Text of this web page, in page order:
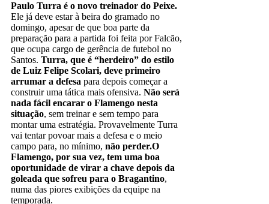
Paulo Turra é o novo treinador do Peixe.
Ele já deve estar à beira do gramado no
domingo, apesar de que boa parte da
preparação para a partida foi feita por Falcão,
que ocupa cargo de gerência de futebol no
Santos. Turra, que é “herdeiro” do estilo
de Luiz Felipe Scolari, deve primeiro
arrumar a defesa para depois começar a
construir uma tática mais ofensiva. Não será
nada fácil encarar o Flamengo nesta
situação, sem treinar e sem tempo para
montar uma estratégia. Provavelmente Turra
vai tentar povoar mais a defesa e o meio
campo para, no mínimo, não perder.O
Flamengo, por sua vez, tem uma boa
oportunidade de virar a chave depois da
goleada que sofreu para o Bragantino,
numa das piores exibições da equipe na
temporada.